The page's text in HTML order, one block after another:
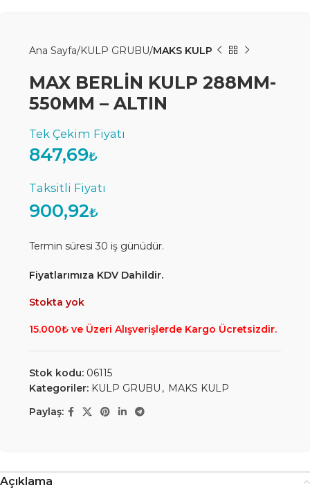
Ana Sayfa KULP GRUBU MAKS KULP
MAX BERLİN KULP 288MM-
550MM – ALTIN
847,69₺
900,92₺
Termin süresi 30 iş günüdür.
Fiyatlarımıza KDV Dahildir.
Stokta yok
15.000₺ ve Üzeri Alışverişlerde Kargo Ücretsizdir.
Stok kodu: 06115
Kategoriler: KULP GRUBU , MAKS KULP
Paylaş:
Açıklama